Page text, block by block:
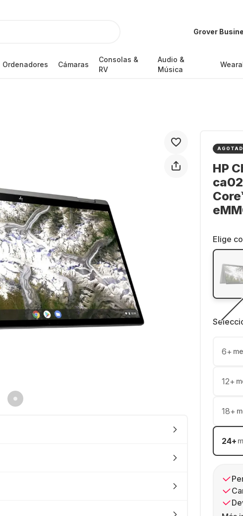
Grover
Ordenadores Cámaras
Consolas &
RV
Audio &
Música
HP
Elige
6+
12+
18+
24+